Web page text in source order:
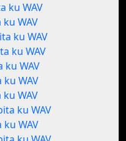
ku WAV
WAV
ku WAV
ku WAV
WAV
WAV
WAV
ku WAV
WAV